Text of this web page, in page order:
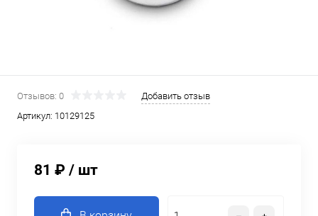
Отзывов: 0
Добавить отзыв
Артикул: 10129125
81 ₽ / шт